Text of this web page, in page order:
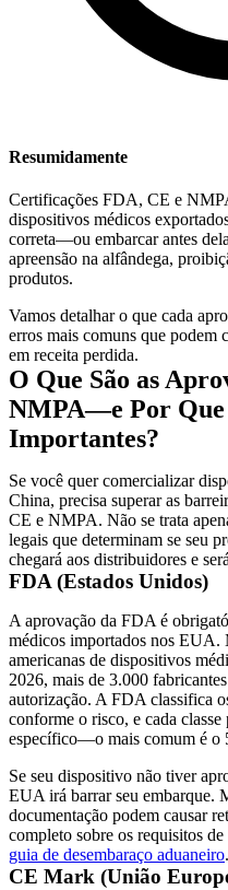
Resumidamente
Certificações FDA, CE e
dispositivos médicos
correta—ou embarcar antes
apreensão na alfândega,
produtos.
Vamos detalhar o que cada
erros mais comuns que podem
em receita perdida.
O Que São as
NMPA—e Por Que
Importantes?
Se você quer comercializar
China, precisa superar as
CE e NMPA. Não se trata
legais que determinam se seu
chegará aos distribuidores e
FDA (Estados Unidos)
A aprovação da FDA é
médicos importados nos EUA.
americanas de dispositivos
2026, mais de 3.000
autorização. A FDA classifica
conforme o risco, e cada
específico—o mais comum é o
Se seu dispositivo não tiver
EUA irá barrar seu embarque.
documentação podem causar
completo sobre os requisitos
guia de desembaraço aduaneiro.
CE Mark (União